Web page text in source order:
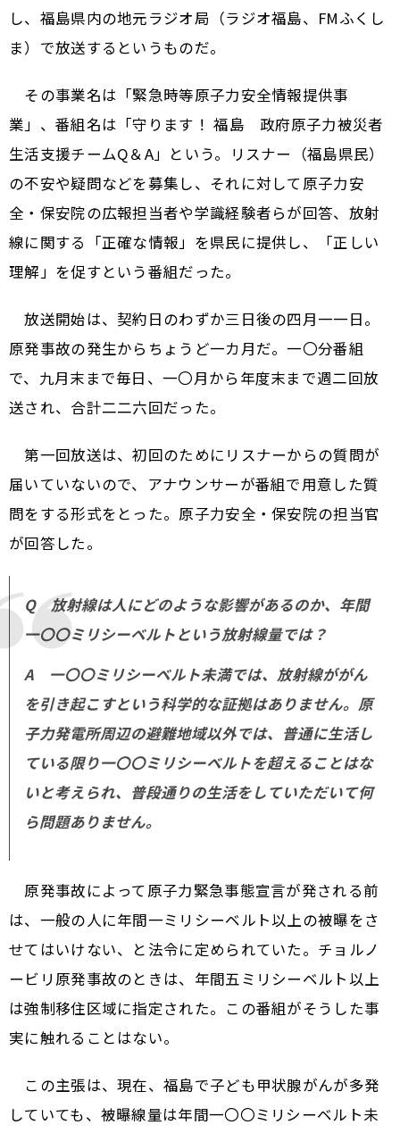
し、福島県内の地元ラジオ局（ラジオ福島、FMふくし
ま）で放送するというものだ。
その事業名は「緊急時等原子力安全情報提供事
業」、番組名は「守ります！ 福島 政府原子力被災者
生活支援チームQ＆A」という。リスナー（福島県民）
の不安や疑問などを募集し、それに対して原子力安
全・保安院の広報担当者や学識経験者らが回答、放射
線に関する「正確な情報」を県民に提供し、「正しい
理解」を促すという番組だった。
放送開始は、契約日のわずか三日後の四月一一日。
原発事故の発生からちょうど一カ月だ。一〇分番組
で、九月末まで毎日、一〇月から年度末まで週二回放
送され、合計二二六回だった。
第一回放送は、初回のためにリスナーからの質問が
届いていないので、アナウンサーが番組で用意した質
問をする形式をとった。原子力安全・保安院の担当官
が回答した。
Q 放射線は人にどのような影響があるのか、年間
一〇〇ミリシーベルトという放射線量では？
A 一〇〇ミリシーベルト未満では、放射線ががん
を引き起こすという科学的な証拠はありません。原
子力発電所周辺の避難地域以外では、普通に生活し
ている限り一〇〇ミリシーベルトを超えることはな
いと考えられ、普段通りの生活をしていただいて何
ら問題ありません。
原発事故によって原子力緊急事態宣言が発される前
は、一般の人に年間一ミリシーベルト以上の被曝をさ
せてはいけない、と法令に定められていた。チョルノ
ービリ原発事故のときは、年間五ミリシーベルト以上
は強制移住区域に指定された。この番組がそうした事
実に触れることはない。
この主張は、現在、福島で子ども甲状腺がんが多発
していても、被曝線量は年間一〇〇ミリシーベルト未